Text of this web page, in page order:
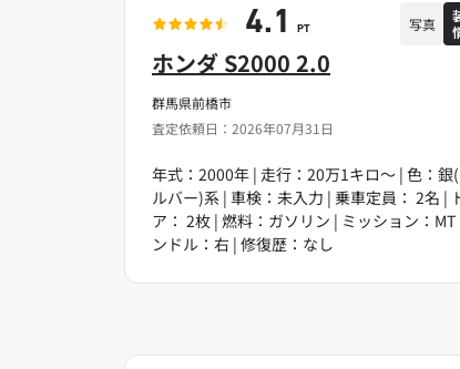
群馬県前橋市
査定依頼日：2026年07月31日
ホンダ S2000 2.0
年式：2000年 | 走行：20万1キロ～ | 色：銀
ルバー)系 | 車検：未入力 | 乗車定員： 2名 |
ア： 2枚 | 燃料：ガソリン | ミッション：MT
ンドル：右 | 修復歴：なし
4.1 PT 写真